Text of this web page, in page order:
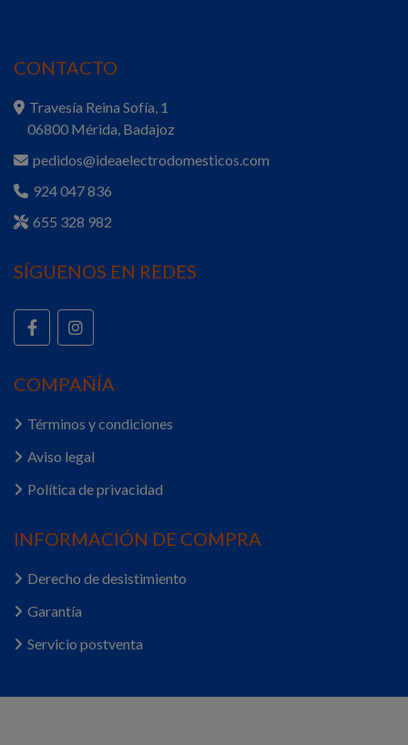
CONTACTO
Travesía Reina Sofía, 1
06800 Mérida, Badajoz
pedidos@ideaelectrodomesticos.com
924 047 836
655 328 982
SÍGUENOS EN REDES
COMPAÑÍA
Términos y condiciones
Aviso legal
Política de privacidad
INFORMACIÓN DE COMPRA
Derecho de desistimiento
Garantía
Servicio postventa